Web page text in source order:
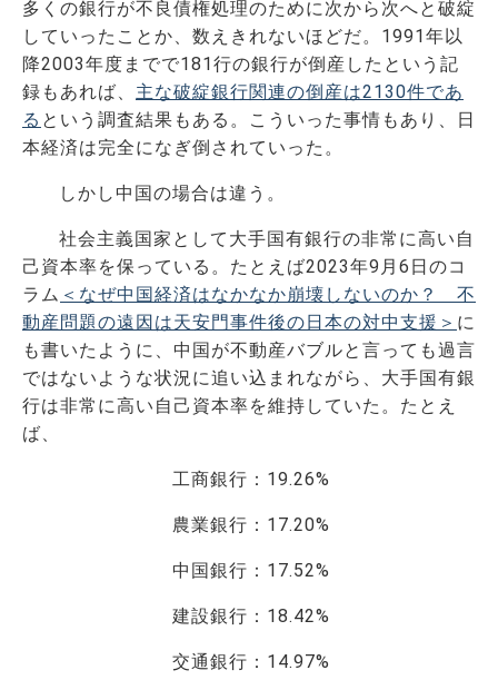
多くの銀行が不良債権処理のために次から次へと破綻
していったことか、数えきれないほどだ。1991年以
降2003年度までで181行の銀行が倒産したという記
録もあれば、 主な破綻銀行関連の倒産は2130件であ
る という調査結果もある。こういった事情もあり、日
本経済は完全になぎ倒されていった。
しかし中国の場合は違う。
社会主義国家として大手国有銀行の非常に高い自
己資本率を保っている。たとえば2023年9月6日のコ
ラム ＜なぜ中国経済はなかなか崩壊しないのか？ 不
動産問題の遠因は天安門事件後の日本の対中支援＞ に
も書いたように、中国が不動産バブルと言っても過言
ではないような状況に追い込まれながら、大手国有銀
行は非常に高い自己資本率を維持していた。たとえ
ば、
工商銀行：19.26%
農業銀行：17.20%
中国銀行：17.52%
建設銀行：18.42%
交通銀行：14.97%